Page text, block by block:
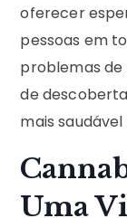
oferecer
pessoas em
problemas de
de
mais
Uma